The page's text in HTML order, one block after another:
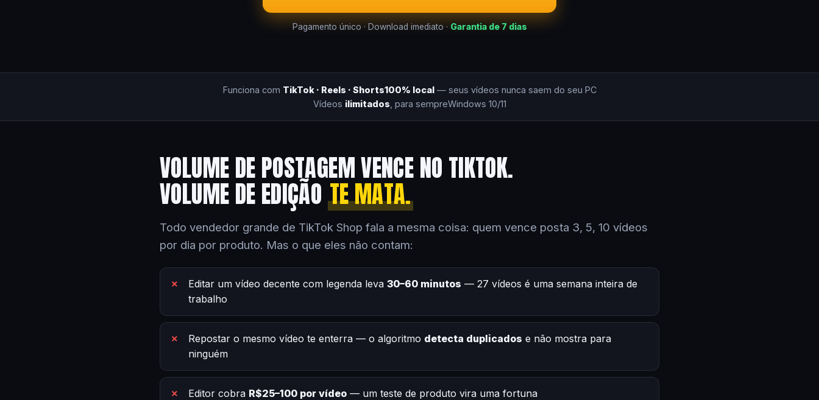
Pagamento único · Download imediato · Garantia de 7 dias
Funciona com TikTok · Reels · Shorts100% local— seus vídeos nunca saem do seu PC
Vídeos ilimitados , para sempreWindows 10/11
VOLUME DE POSTAGEM VENCE NO TIKTOK.
VOLUME DE EDIÇÃO TE MATA.
Todo vendedor grande de TikTok Shop fala a mesma coisa: quem vence posta 3, 5, 10 vídeos
por dia por produto. Mas o que eles não contam:
Editar um vídeo decente com legenda leva 30–60 minutos — 27 vídeos é uma semana inteira de
trabalho
Repostar o mesmo vídeo te enterra — o algoritmo detecta duplicados e não mostra para
ninguém
Editor cobra R$25–100 por vídeo — um teste de produto vira uma fortuna